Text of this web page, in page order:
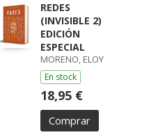
REDES
(INVISIBLE 2)
EDICIÓN
ESPECIAL
MORENO, ELOY
En stock
18,95 €
Comprar